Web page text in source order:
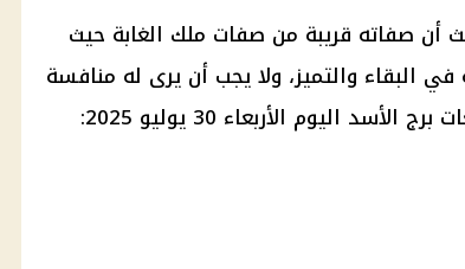
صفاته قريبة من صفات ملك الغابة حيث
في البقاء والتميز، ولا يجب أن يرى له منافسة
اليوم الأربعاء 30 يوليو 2025: